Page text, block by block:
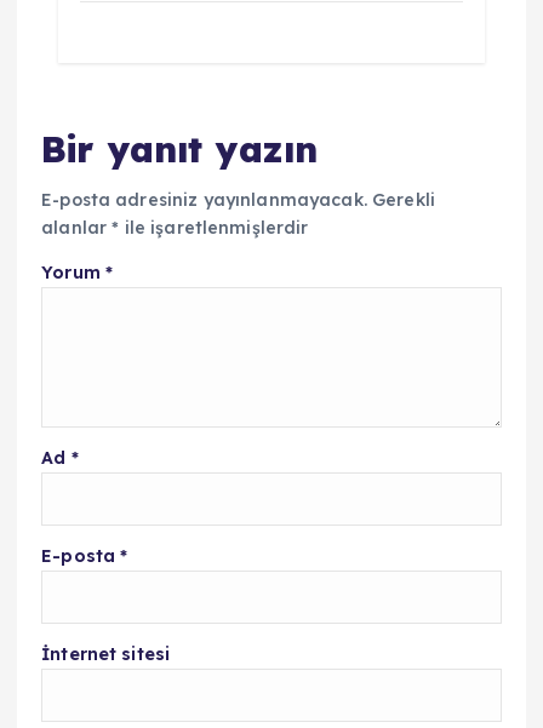
Bir yanıt yazın
E-posta adresiniz yayınlanmayacak. Gerekli
alanlar* ile işaretlenmişlerdir
Yorum *
Ad *
E-posta*
İnternet sitesi